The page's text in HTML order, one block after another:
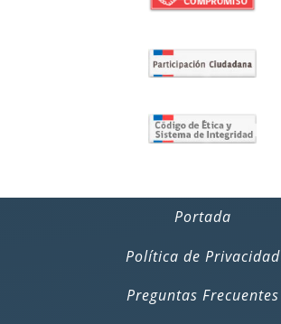
Portada
Política de Privacidad
Preguntas Frecuentes